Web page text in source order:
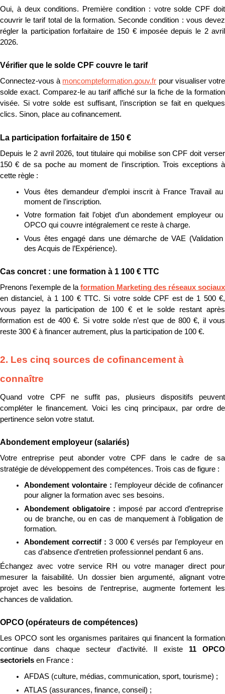
Oui, à deux conditions. Première condition : votre solde CPF doit
couvrir le tarif total de la formation. Seconde condition : vous devez
régler la participation forfaitaire de 150 € imposée depuis le 2 avril
2026.
Vérifier que le solde CPF couvre le tarif
Connectez-vous à moncompteformation.gouv.fr pour visualiser votre
solde exact. Comparez-le au tarif affiché sur la fiche de la formation
visée. Si votre solde est suffisant, l’inscription se fait en quelques
clics. Sinon, place au cofinancement.
La participation forfaitaire de 150 €
Depuis le 2 avril 2026, tout titulaire qui mobilise son CPF doit verser
150 € de sa poche au moment de l’inscription. Trois exceptions à
cette règle :
Vous êtes demandeur d’emploi inscrit à France Travail au
moment de l’inscription.
Votre formation fait l’objet d’un abondement employeur ou
OPCO qui couvre intégralement ce reste à charge.
Vous êtes engagé dans une démarche de VAE (Validation
des Acquis de l’Expérience).
Cas concret : une formation à 1 100 € TTC
Prenons l’exemple de la formation Marketing des réseaux sociaux
en distanciel, à 1 100 € TTC. Si votre solde CPF est de 1 500 €,
vous payez la participation de 100 € et le solde restant après
formation est de 400 €. Si votre solde n’est que de 800 €, il vous
reste 300 € à financer autrement, plus la participation de 100 €.
2. Les cinq sources de cofinancement à
connaître
Quand votre CPF ne suffit pas, plusieurs dispositifs peuvent
compléter le financement. Voici les cinq principaux, par ordre de
pertinence selon votre statut.
Abondement employeur (salariés)
Votre entreprise peut abonder votre CPF dans le cadre de sa
stratégie de développement des compétences. Trois cas de figure :
Abondement volontaire :
l’employeur décide de cofinancer
pour aligner la formation avec ses besoins.
Abondement obligatoire : imposé par accord d’entreprise
ou de branche, ou en cas de manquement à l’obligation de
formation.
Abondement correctif : 3 000 € versés par l’employeur en
cas d’absence d’entretien professionnel pendant 6 ans.
Échangez avec votre service RH ou votre manager direct pour
mesurer la faisabilité. Un dossier bien argumenté, alignant votre
projet avec les besoins de l’entreprise, augmente fortement les
chances de validation.
OPCO (opérateurs de compétences)
Les OPCO sont les organismes paritaires qui financent la formation
continue dans chaque secteur d’activité. Il existe 11 OPCO
sectoriels en France :
AFDAS (culture, médias, communication, sport, tourisme) ;
ATLAS (assurances, finance, conseil) ;